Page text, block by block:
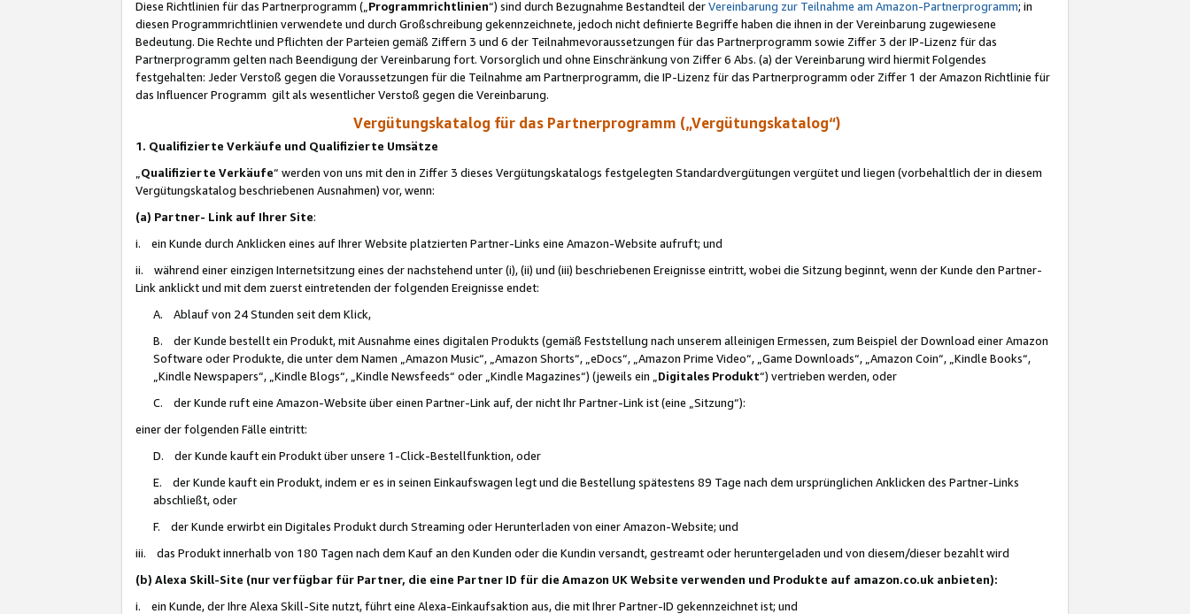
Diese Richtlinien für das Partnerprogramm („Programmrichtlinien“) sind durch Bezugnahme Bestandteil derVereinbarung zur Teilnahme am Amazon-Partnerprogramm; in
diesen Programmrichtlinien verwendete und durch Großschreibung gekennzeichnete, jedoch nicht definierte Begriffe haben die ihnen in der Vereinbarung zugewiesene
Bedeutung. Die Rechte und Pflichten der Parteien gemäß Ziffern 3 und 6 der Teilnahmevoraussetzungen für das Partnerprogramm sowie Ziffer 3 der IP-Lizenz für das
Partnerprogramm gelten nach Beendigung der Vereinbarung fort. Vorsorglich und ohne Einschränkung von Ziffer 6 Abs. (a) der Vereinbarung wird hiermit Folgendes
festgehalten: Jeder Verstoß gegen die Voraussetzungen für die Teilnahme am Partnerprogramm, die IP-Lizenz für das Partnerprogramm oder Ziffer 1 der Amazon Richtlinie für
das Influencer Programm gilt als wesentlicher Verstoß gegen die Vereinbarung.
Vergütungskatalog für das Partnerprogramm („Vergütungskatalog“)
1. Qualifizierte Verkäufe und Qualifizierte Umsätze
Qualifizierte Verkäufe“ werden von uns mit den in Ziffer 3 dieses Vergütungskatalogs festgelegten Standardvergütungen vergütet und liegen (vorbehaltlich der in diesem
Vergütungskatalog beschriebenen Ausnahmen) vor, wenn:
(a) Partner- Link auf Ihrer Site:
i. ein Kunde durch Anklicken eines auf Ihrer Website platzierten Partner-Links eine Amazon-Website aufruft; und
ii. während einer einzigen Internetsitzung eines der nachstehend unter (i), (ii) und (iii) beschriebenen Ereignisse eintritt, wobei die Sitzung beginnt, wenn der Kunde den Partner-
Link anklickt und mit dem zuerst eintretenden der folgenden Ereignisse endet:
A. Ablauf von 24 Stunden seit dem Klick,
B. der Kunde bestellt ein Produkt, mit Ausnahme eines digitalen Produkts (gemäß Feststellung nach unserem alleinigen Ermessen, zum Beispiel der Download einer Amazon
Software oder Produkte, die unter dem Namen „Amazon Music“, „Amazon Shorts“, „eDocs“, „Amazon Prime Video“, „Game Downloads“, „Amazon Coin“, „Kindle Books“,
„Kindle Newspapers“, „Kindle Blogs“, „Kindle Newsfeeds“ oder „Kindle Magazines“) (jeweils ein „ Digitales Produkt“) vertrieben werden, oder
C. der Kunde ruft eine Amazon-Website über einen Partner-Link auf, der nicht Ihr Partner-Link ist (eine „Sitzung“):
einer der folgenden Fälle eintritt:
D. der Kunde kauft ein Produkt über unsere 1-Click-Bestellfunktion, oder
E. der Kunde kauft ein Produkt, indem er es in seinen Einkaufswagen legt und die Bestellung spätestens 89 Tage nach dem ursprünglichen Anklicken des Partner-Links
abschließt, oder
F. der Kunde erwirbt ein Digitales Produkt durch Streaming oder Herunterladen von einer Amazon-Website; und
iii. das Produkt innerhalb von 180 Tagen nach dem Kauf an den Kunden oder die Kundin versandt, gestreamt oder heruntergeladen und von diesem/dieser bezahlt wird
(b) Alexa Skill-Site (nur verfügbar für Partner, die eine Partner ID für die Amazon UK Website verwenden und Produkte auf amazon.co.uk anbieten):
i. ein Kunde, der Ihre Alexa Skill-Site nutzt, führt eine Alexa-Einkaufsaktion aus, die mit Ihrer Partner-ID gekennzeichnet ist; und